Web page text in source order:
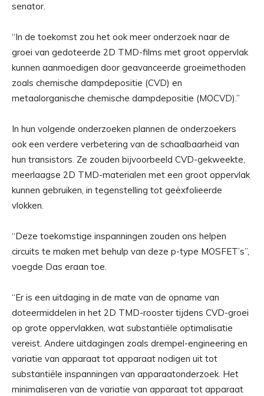
senator.
“In de toekomst zou het ook meer onderzoek naar de
groei van gedoteerde 2D TMD-films met groot oppervlak
kunnen aanmoedigen door geavanceerde groeimethoden
zoals chemische dampdepositie (CVD) en
metaalorganische chemische dampdepositie (MOCVD).”
In hun volgende onderzoeken plannen de onderzoekers
ook een verdere verbetering van de schaalbaarheid van
hun transistors. Ze zouden bijvoorbeeld CVD-gekweekte,
meerlaagse 2D TMD-materialen met een groot oppervlak
kunnen gebruiken, in tegenstelling tot geëxfolieerde
vlokken.
“Deze toekomstige inspanningen zouden ons helpen
circuits te maken met behulp van deze p-type MOSFET’s”,
voegde Das eraan toe.
“Er is een uitdaging in de mate van de opname van
doteermiddelen in het 2D TMD-rooster tijdens CVD-groei
op grote oppervlakken, wat substantiële optimalisatie
vereist. Andere uitdagingen zoals drempel-engineering en
variatie van apparaat tot apparaat nodigen uit tot
substantiële inspanningen van apparaatonderzoek. Het
minimaliseren van de variatie van apparaat tot apparaat